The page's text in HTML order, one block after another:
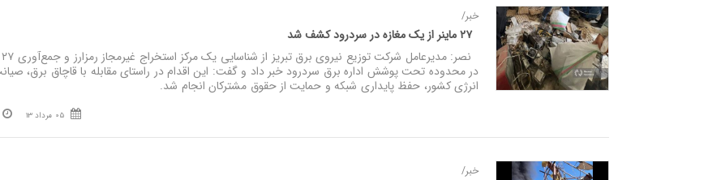
خبر/
۲۷ ماینر از یک مغازه در سردرود کشف شد
در محدوده تحت پوشش اداره برق سردرود خبر داد و گفت: این اقدام در راستای مقابله با قاچاق برق،
انرژی کشور، حفظ پایداری شبکه و حمایت از حقوق مشترکان انجام شد.
05 مرداد 13
خبر/